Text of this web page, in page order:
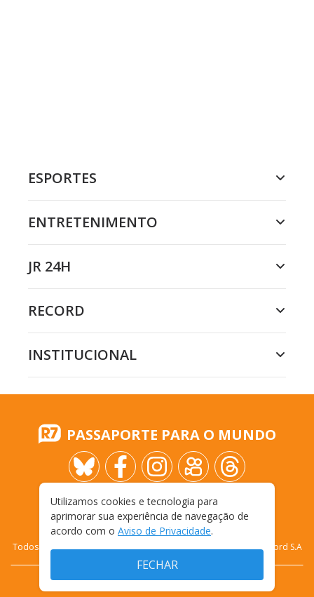
ESPORTES
ENTRETENIMENTO
JR 24H
RECORD
INSTITUCIONAL
PASSAPORTE PARA O MUNDO
Todos os direitos reservados - 2009-2026- Rádio e Televisão Record S.A
Utilizamos cookies e tecnologia para
aprimorar sua experiência de navegação de
acordo com o Aviso de Privacidade.
FECHAR